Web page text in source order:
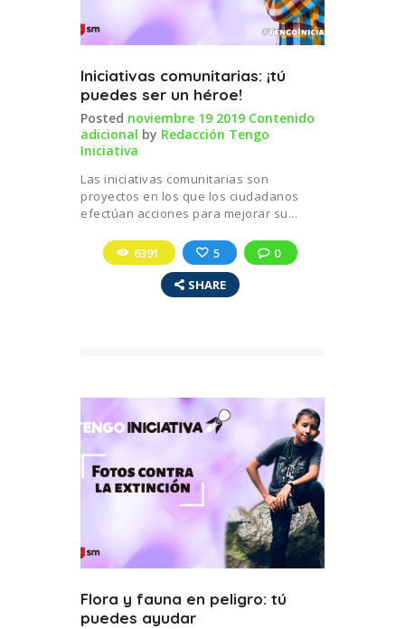
Iniciativas comunitarias: ¡tú
puedes ser un héroe!
Posted noviembre 19 2019 Contenido
adicional by Redacción Tengo
Iniciativa
Las iniciativas comunitarias son
proyectos en los que los ciudadanos
efectúan acciones para mejorar su...
6391 5
0
SHARE
Flora y fauna en peligro: tú
puedes ayudar